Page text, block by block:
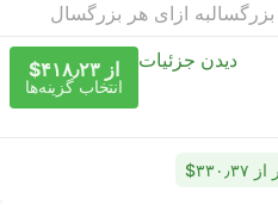
به ازای هر بزرگسال
دیدن جزئیات از ‎$۴۱۸٫۲۳
انتخاب گزینه‌ها